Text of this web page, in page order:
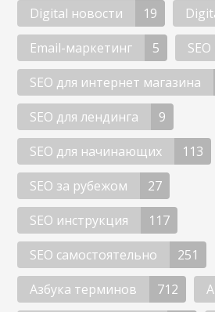
Digital новости
19
Email-маркетинг
5
SEO для интернет магазина
SEO для лендинга
9
SEO для начинающих
113
SEO за рубежом
27
SEO инструкция
117
SEO самостоятельно
251
Азбука терминов
712